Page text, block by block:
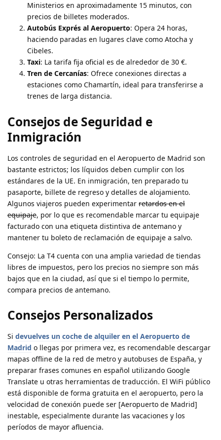
Ministerios en aproximadamente 15 minutos, con
precios de billetes moderados.
Autobús Exprés al Aeropuerto: Opera 24 horas,
haciendo paradas en lugares clave como Atocha y
Cibeles.
Taxi: La tarifa fija oficial es de alrededor de 30 €.
Tren de Cercanías: Ofrece conexiones directas a
estaciones como Chamartín, ideal para transferirse a
trenes de larga distancia.
Consejos de Seguridad e
Inmigración
Los controles de seguridad en el Aeropuerto de Madrid son
bastante estrictos; los líquidos deben cumplir con los
estándares de la UE. En inmigración, ten preparado tu
pasaporte, billete de regreso y detalles de alojamiento.
Algunos viajeros pueden experimentar retardos en el
equipaje, por lo que es recomendable marcar tu equipaje
facturado con una etiqueta distintiva de antemano y
mantener tu boleto de reclamación de equipaje a salvo.
Consejo: La T4 cuenta con una amplia variedad de tiendas
libres de impuestos, pero los precios no siempre son más
bajos que en la ciudad, así que si el tiempo lo permite,
compara precios de antemano.
Consejos Personalizados
Si devuelves un coche de alquiler en el Aeropuerto de
Madrid o llegas por primera vez, es recomendable descargar
mapas offline de la red de metro y autobuses de España, y
preparar frases comunes en español utilizando Google
Translate u otras herramientas de traducción. El WiFi público
está disponible de forma gratuita en el aeropuerto, pero la
velocidad de conexión puede ser [Aeropuerto de Madrid]
inestable, especialmente durante las vacaciones y los
períodos de mayor afluencia.